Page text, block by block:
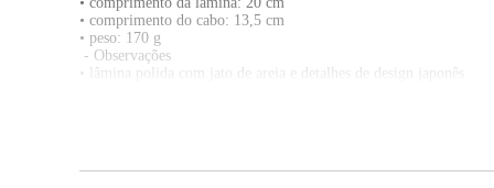
• comprimento do cabo: 13,5 cm
• peso: 170 g
- Observações
• lâmina polida com jato de areia e detalhes de design japonês